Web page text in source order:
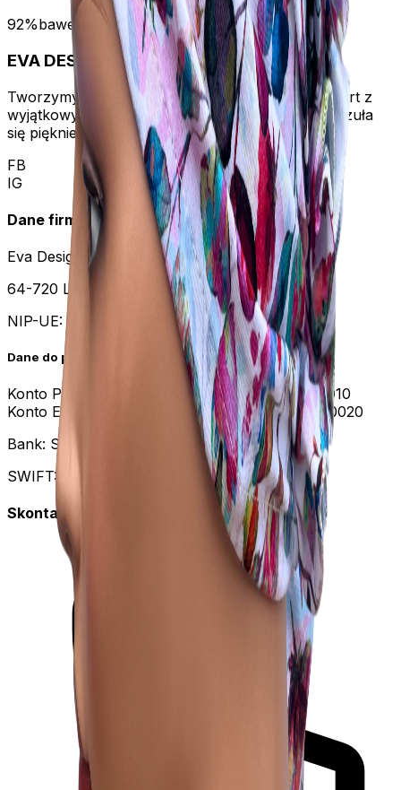
92%bawełna 8%elastan
EVA DESIGN
Tworzymy unikalne nakrycia głowy, łącząc komfort z
wyjątkowym stylem. Dbamy o każdy detal, abyś czuła
się pięknie każdego dnia.
FB
IG
Dane firmy
Eva Design Przemysław Oborski
64-720 Lubasz, Sławno 2
NIP-UE:
Dane do przelewu
Konto PLN:
PL 54 8951 0009 1316 7253 2000 0010
Konto EURO:
PL 75 8951 0009 1316 7253 2000 0020
Bank: SGB-BANK S.A. POZNAŃ
SWIFT: GBWCPLPP
Skontaktuj się